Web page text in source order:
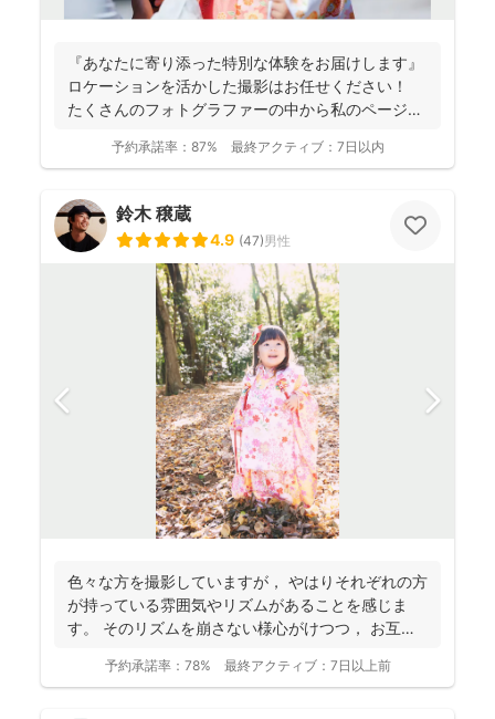
『あなたに寄り添った特別な体験をお届けします』
ロケーションを活かした撮影はお任せください！
たくさんのフォトグラファーの中から私のページに
予約承諾率： 87% 最終アクティブ： 7日以内
鈴木 穣蔵
4.9 (47)男性
色々な方を撮影していますが， やはりそれぞれの方
が持っている雰囲気やリズムがあることを感じま
す。 そのリズムを崩さない様心がけつつ， お互い
予約承諾率： 78% 最終アクティブ： 7日以上前